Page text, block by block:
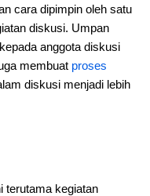
cara dipimpin oleh satu
diskusi. Umpan
anggota diskusi
membuat proses
diskusi menjadi lebih
terutama kegiatan